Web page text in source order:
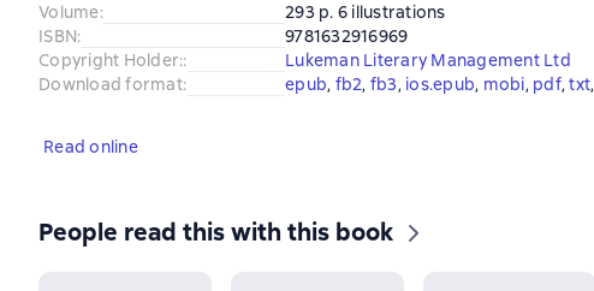
Volume:
293 p. 6 illustrations
ISBN:
9781632916969
Copyright Holder::
Lukeman Literary Management Ltd
Download format: epub, fb2, fb3, ios.epub, mobi, pdf, txt,
Read online
People read this with this book